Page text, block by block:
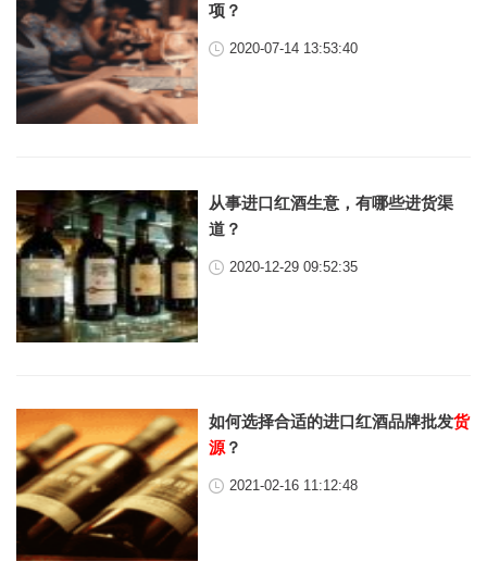
项？
2020-07-14 13:53:40
从事进口红酒生意，有哪些进货渠
道？
2020-12-29 09:52:35
如何选择合适的进口红酒品牌批发货
源 ？
2021-02-16 11:12:48